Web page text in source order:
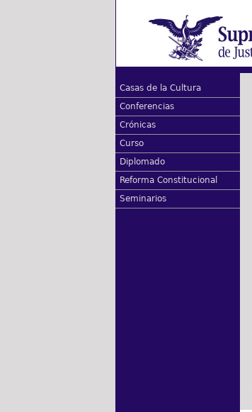
Casas de la Cultura
Conferencias
Crónicas
Curso
Diplomado
Reforma Constitucional
Seminarios